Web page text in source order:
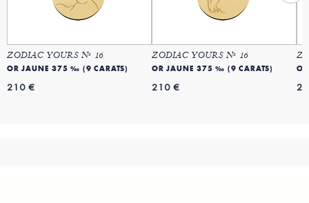
ZODIAC YOURS Nº 16
OR JAUNE 375 ‰ (9 CARATS)
210 €
ZODIAC YOURS Nº 16
OR JAUNE 375 ‰ (9 CARATS)
210 €